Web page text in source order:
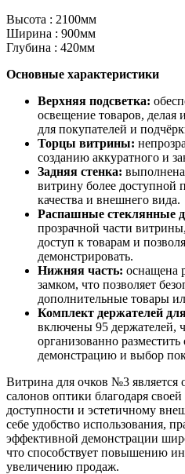
Высота : 2100мм
Ширина : 900мм
Глубина : 420мм
Основные характеристики
Верхняя подсветка:
освещение товаров, делая
для покупателей и
Торцы витрины:
созданию аккуратного и
Задняя стенка:
витрину более доступной
качества и внешнего вида.
Распашные стеклянные
прозрачной части
доступ к товарам и
демонстрировать.
Нижняя часть: оснащена
замком, что позволяет
дополнительные товары
Комплект держателей
включены 95 держателей,
организованно
демонстрацию и выбор
Витрина для очков №3
салонов оптики благодаря
доступности и эстетичному
себе удобство использования,
эффективной демонстрации
что способствует повышению
увеличению продаж.